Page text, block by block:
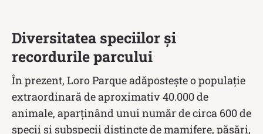
Diversitatea speciilor și
recordurile parcului
În prezent, Loro Parque adăpostește o populație
extraordinară de aproximativ 40.000 de
animale, aparținând unui număr de circa 600 de
specii și subspecii distincte de mamifere, păsări,